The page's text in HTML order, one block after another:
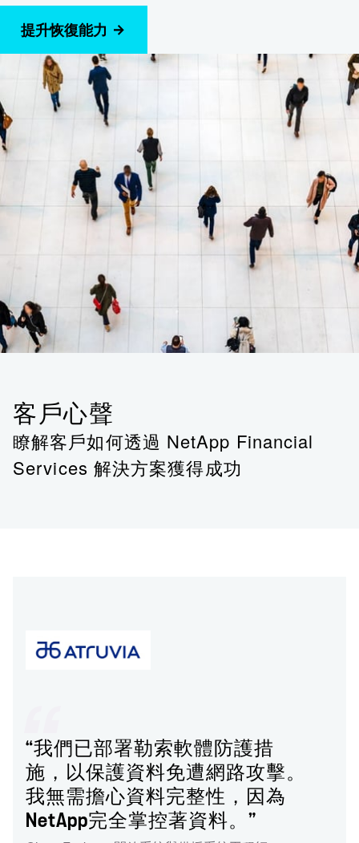
提升恢復能力
客戶心聲
瞭解客戶如何透過 NetApp Financial
Services 解決方案獲得成功
“我們已部署勒索軟體防護措
施，以保護資料免遭網路攻擊。
我無需擔心資料完整性，因為
NetApp完全掌控著資料。”